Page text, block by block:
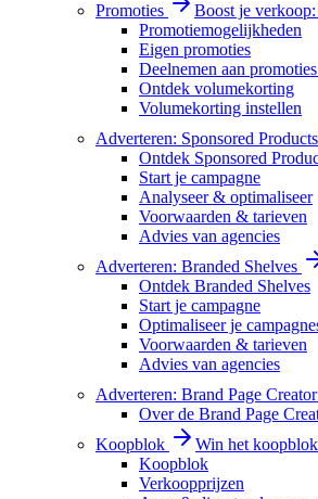
Promoties
Boost je
Promotiemogelijkheden
Eigen promoties
Deelnemen aan
Ontdek volumekorting
Volumekorting instellen
Adverteren: Sponsored Products
Ontdek Sponsored
Start je campagne
Analyseer & optimaliseer
Voorwaarden & tarieven
Advies van agencies
Adverteren: Branded Shelves
Ontdek Branded Shelves
Start je campagne
Optimaliseer je
Voorwaarden & tarieven
Advies van agencies
Adverteren: Brand Page Creator
Over de Brand Page
Koopblok
Win het
Koopblok
Verkoopprijzen